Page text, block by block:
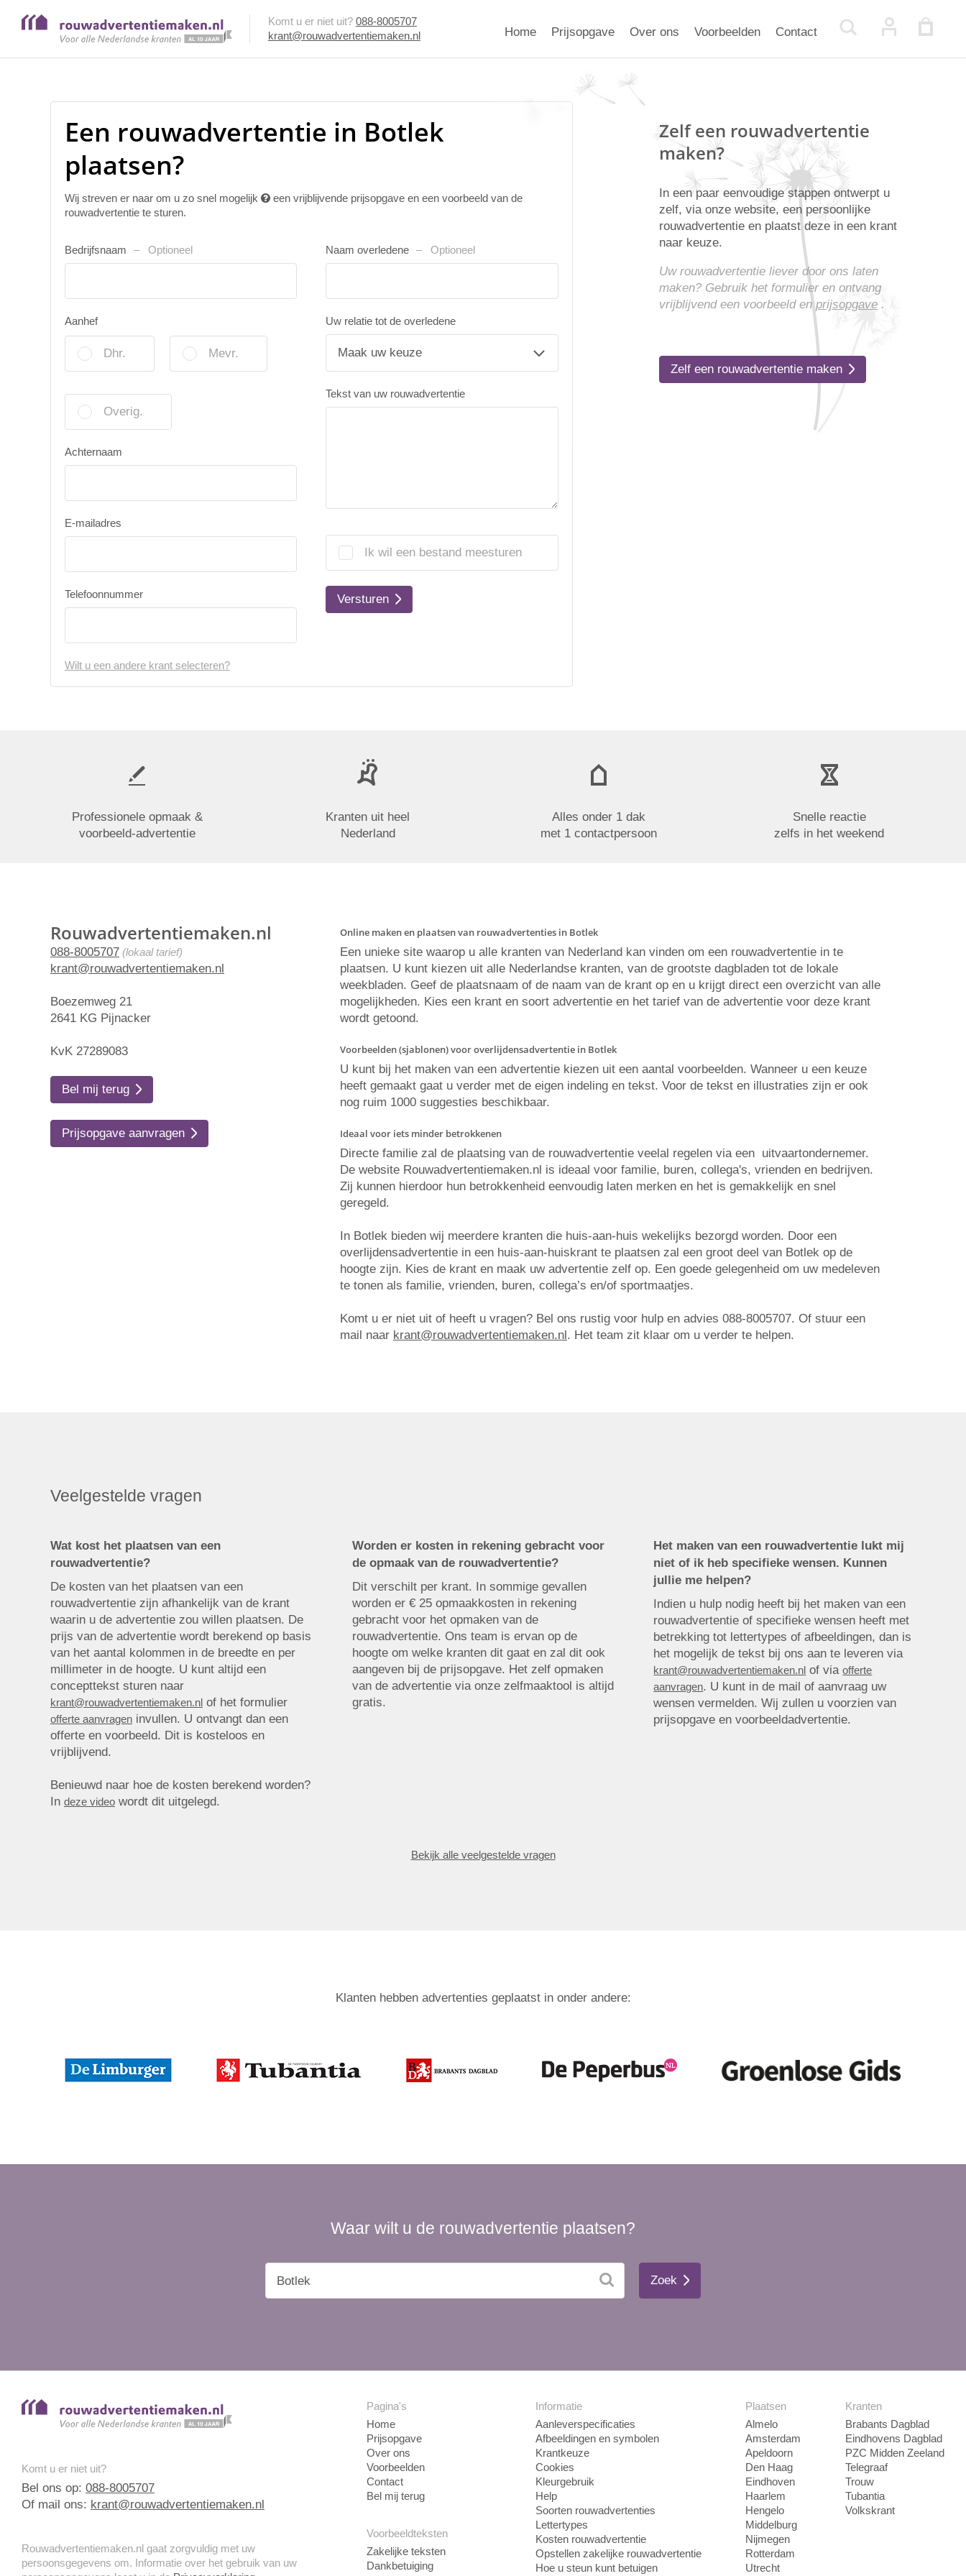
Komt u er niet uit? 088-8005707
krant@rouwadvertentiemaken.nl
Home Prijsopgave Over ons Voorbeelden Contact
Een rouwadvertentie in Botlek
plaatsen?
Wij streven er naar om u zo snel mogelijk
een vrijblijvende prijsopgave en een voorbeeld van de
rouwadvertentie te sturen.
Bedrijfsnaam Optioneel
Aanhef
Dhr. Mevr.
Overig.
Achternaam
E-mailadres
Telefoonnummer
Naam overledene Optioneel
Uw relatie tot de overledene
Tekst van uw rouwadvertentie
Ik wil een bestand meesturen
Versturen
Wilt u een andere krant selecteren?
Zelf een rouwadvertentie
maken?
In een paar eenvoudige stappen ontwerpt u
zelf, via onze website, een persoonlijke
rouwadvertentie en plaatst deze in een krant
naar keuze.
Uw rouwadvertentie liever door ons laten
maken? Gebruik het formulier en ontvang
vrijblijvend een voorbeeld enprijsopgave.
Zelf een rouwadvertentie maken
Professionele opmaak &
voorbeeld-advertentie
Kranten uit heel
Nederland
Alles onder 1 dak
met 1 contactpersoon
Snelle reactie
zelfs in het weekend
Rouwadvertentiemaken.nl
088-8005707 (lokaal tarief)
krant@rouwadvertentiemaken.nl
Boezemweg 21
2641 KG Pijnacker
KvK 27289083
Bel mij terug
Prijsopgave aanvragen
Online maken en plaatsen van rouwadvertenties in Botlek
Een unieke site waarop u alle kranten van Nederland kan vinden om een rouwadvertentie in te
plaatsen. U kunt kiezen uit alle Nederlandse kranten, van de grootste dagbladen tot de lokale
weekbladen. Geef de plaatsnaam of de naam van de krant op en u krijgt direct een overzicht van alle
mogelijkheden. Kies een krant en soort advertentie en het tarief van de advertentie voor deze krant
wordt getoond.
Voorbeelden (sjablonen) voor overlijdensadvertentie in Botlek
U kunt bij het maken van een advertentie kiezen uit een aantal voorbeelden. Wanneer u een keuze
heeft gemaakt gaat u verder met de eigen indeling en tekst. Voor de tekst en illustraties zijn er ook
nog ruim 1000 suggesties beschikbaar.
Ideaal voor iets minder betrokkenen
Directe familie zal de plaatsing van de rouwadvertentie veelal regelen via een uitvaartondernemer.
De website Rouwadvertentiemaken.nl is ideaal voor familie, buren, collega's, vrienden en bedrijven.
Zij kunnen hierdoor hun betrokkenheid eenvoudig laten merken en het is gemakkelijk en snel
geregeld.
In Botlek bieden wij meerdere kranten die huis-aan-huis wekelijks bezorgd worden. Door een
overlijdensadvertentie in een huis-aan-huiskrant te plaatsen zal een groot deel van Botlek op de
hoogte zijn. Kies de krant en maak uw advertentie zelf op. Een goede gelegenheid om uw medeleven
te tonen als familie, vrienden, buren, collega’s en/of sportmaatjes.
Komt u er niet uit of heeft u vragen? Bel ons rustig voor hulp en advies 088-8005707. Of stuur een
mail naar krant@rouwadvertentiemaken.nl. Het team zit klaar om u verder te helpen.
Veelgestelde vragen
Wat kost het plaatsen van een
rouwadvertentie?
De kosten van het plaatsen van een
rouwadvertentie zijn afhankelijk van de krant
waarin u de advertentie zou willen plaatsen. De
prijs van de advertentie wordt berekend op basis
van het aantal kolommen in de breedte en per
millimeter in de hoogte. U kunt altijd een
concepttekst sturen naar
krant@rouwadvertentiemaken.nl of het formulier
offerte aanvragen invullen. U ontvangt dan een
offerte en voorbeeld. Dit is kosteloos en
vrijblijvend.
Benieuwd naar hoe de kosten berekend worden?
In deze video wordt dit uitgelegd.
Worden er kosten in rekening gebracht voor
de opmaak van de rouwadvertentie?
Dit verschilt per krant. In sommige gevallen
worden er € 25 opmaakkosten in rekening
gebracht voor het opmaken van de
rouwadvertentie. Ons team is ervan op de
hoogte om welke kranten dit gaat en zal dit ook
aangeven bij de prijsopgave. Het zelf opmaken
van de advertentie via onze zelfmaaktool is altijd
gratis.
Het maken van een rouwadvertentie lukt mij
niet of ik heb specifieke wensen. Kunnen
jullie me helpen?
Indien u hulp nodig heeft bij het maken van een
rouwadvertentie of specifieke wensen heeft met
betrekking tot lettertypes of afbeeldingen, dan is
het mogelijk de tekst bij ons aan te leveren via
krant@rouwadvertentiemaken.nl of viaofferte
aanvragen. U kunt in de mail of aanvraag uw
wensen vermelden. Wij zullen u voorzien van
prijsopgave en voorbeeldadvertentie.
Bekijk alle veelgestelde vragen
Klanten hebben advertenties geplaatst in onder andere:
Waar wilt u de rouwadvertentie plaatsen?
Zoek
Komt u er niet uit?
Bel ons op: 088-8005707
Of mail ons: krant@rouwadvertentiemaken.nl
Rouwadvertentiemaken.nl gaat zorgvuldig met uw
persoonsgegevens om. Informatie over het gebruik van uw
Pagina's
Home
Prijsopgave
Over ons
Voorbeelden
Contact
Bel mij terug
Voorbeeldteksten
Zakelijke teksten
Dankbetuiging
Informatie
Aanleverspecificaties
Afbeeldingen en symbolen
Krantkeuze
Cookies
Kleurgebruik
Help
Soorten rouwadvertenties
Lettertypes
Kosten rouwadvertentie
Opstellen zakelijke rouwadvertentie
Hoe u steun kunt betuigen
Plaatsen
Almelo
Amsterdam
Apeldoorn
Den Haag
Eindhoven
Haarlem
Hengelo
Middelburg
Nijmegen
Rotterdam
Utrecht
Kranten
Brabants Dagblad
Eindhovens Dagblad
PZC Midden Zeeland
Telegraaf
Trouw
Tubantia
Volkskrant